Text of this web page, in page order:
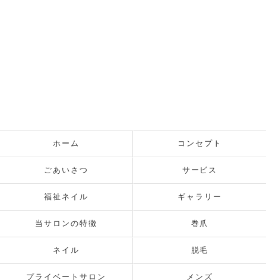
ホーム コンセプト
ごあいさつ サービス
福祉ネイル ギャラリー
当サロンの特徴 巻爪
ネイル 脱毛
プライベートサロン メンズ